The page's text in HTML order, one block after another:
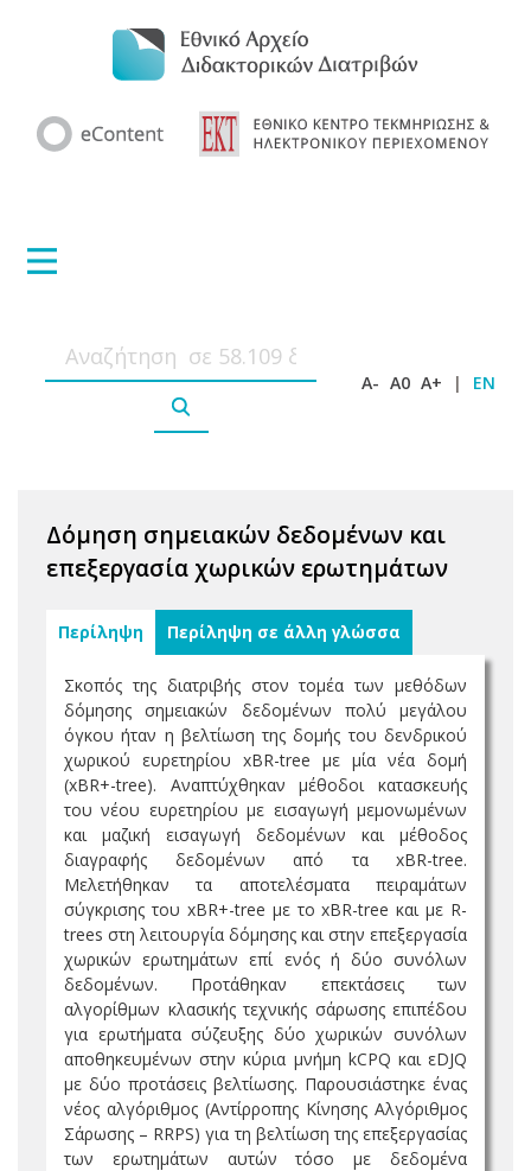
A- A0 A+ | EN
Δόμηση σημειακών δεδομένων και
επεξεργασία χωρικών ερωτημάτων
Περίληψη Περίληψη σε άλλη γλώσσα
Σκοπός της διατριβής στον τομέα των μεθόδων
δόμησης σημειακών δεδομένων πολύ μεγάλου
όγκου ήταν η βελτίωση της δομής του δενδρικού
χωρικού ευρετηρίου xBR-tree με μία νέα δομή
(xBR+-tree). Αναπτύχθηκαν μέθοδοι κατασκευής
του νέου ευρετηρίου με εισαγωγή μεμονωμένων
και μαζική εισαγωγή δεδομένων και μέθοδος
διαγραφής δεδομένων από τα xBR-tree.
Μελετήθηκαν τα αποτελέσματα πειραμάτων
σύγκρισης του xBR+-tree με το xBR-tree και με R-
trees στη λειτουργία δόμησης και στην επεξεργασία
χωρικών ερωτημάτων επί ενός ή δύο συνόλων
δεδομένων. Προτάθηκαν επεκτάσεις των
αλγορίθμων κλασικής τεχνικής σάρωσης επιπέδου
για ερωτήματα σύζευξης δύο χωρικών συνόλων
αποθηκευμένων στην κύρια μνήμη kCPQ και εDJQ
με δύο προτάσεις βελτίωσης. Παρουσιάστηκε ένας
νέος αλγόριθμος (Αντίρροπης Κίνησης Αλγόριθμος
Σάρωσης – RRPS) για τη βελτίωση της επεξεργασίας
των ερωτημάτων αυτών τόσο με δεδομένα